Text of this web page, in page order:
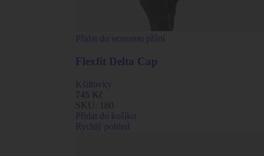
Přidat do seznamu přání
Flexfit Delta Cap
Kšiltovky
SKU:
180
Přidat do košíku
Rychlý pohled